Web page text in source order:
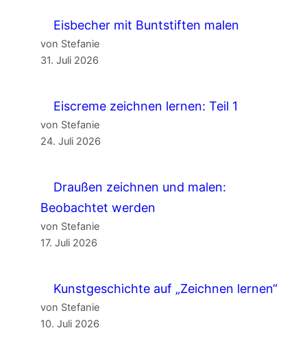
Eisbecher mit Buntstiften malen
von Stefanie
31. Juli 2026
Eiscreme zeichnen lernen: Teil 1
von Stefanie
24. Juli 2026
Draußen zeichnen und malen:
Beobachtet werden
von Stefanie
17. Juli 2026
Kunstgeschichte auf „Zeichnen lernen“
von Stefanie
10. Juli 2026